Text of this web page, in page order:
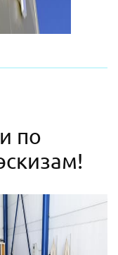
по